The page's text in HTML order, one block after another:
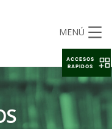
MENÚ
ACCESOS
RAPIDOS